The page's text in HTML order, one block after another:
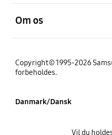
Om os
Copyright© 1995-2026
forbeholdes.
Danmark/Dansk
Vil du